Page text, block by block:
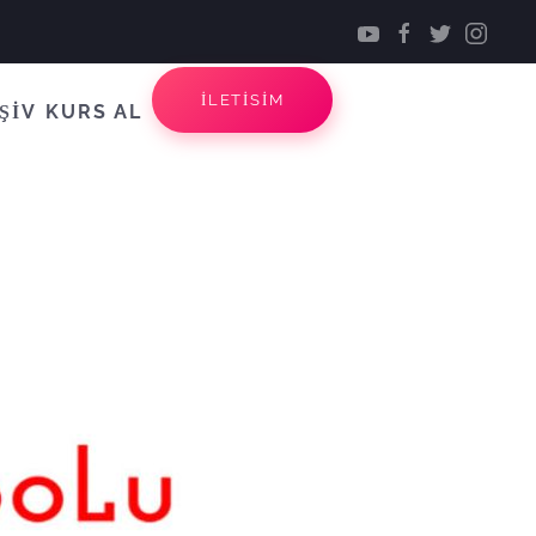
KURS AL
İLETİSİM